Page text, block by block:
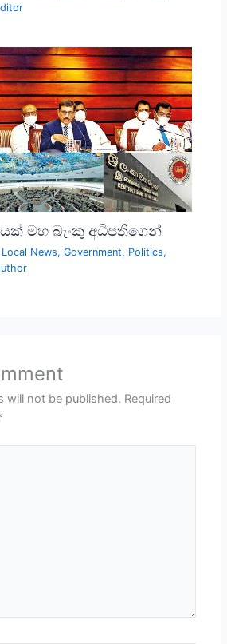
මහ බැංකු අධිපතිගෙන්
Local News,Government, Politics,
will not be published. Required